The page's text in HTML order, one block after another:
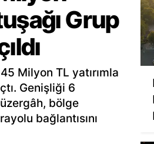
Grup
Milyon TL yatırımla
Genişliği 6
bölge
bağlantısını